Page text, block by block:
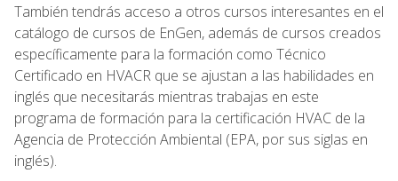
También tendrás acceso a otros cursos interesantes en el
catálogo de cursos de EnGen, además de cursos creados
específicamente para la formación como Técnico
Certificado en HVACR que se ajustan a las habilidades en
inglés que necesitarás mientras trabajas en este
programa de formación para la certificación HVAC de la
Agencia de Protección Ambiental (EPA, por sus siglas en
inglés).